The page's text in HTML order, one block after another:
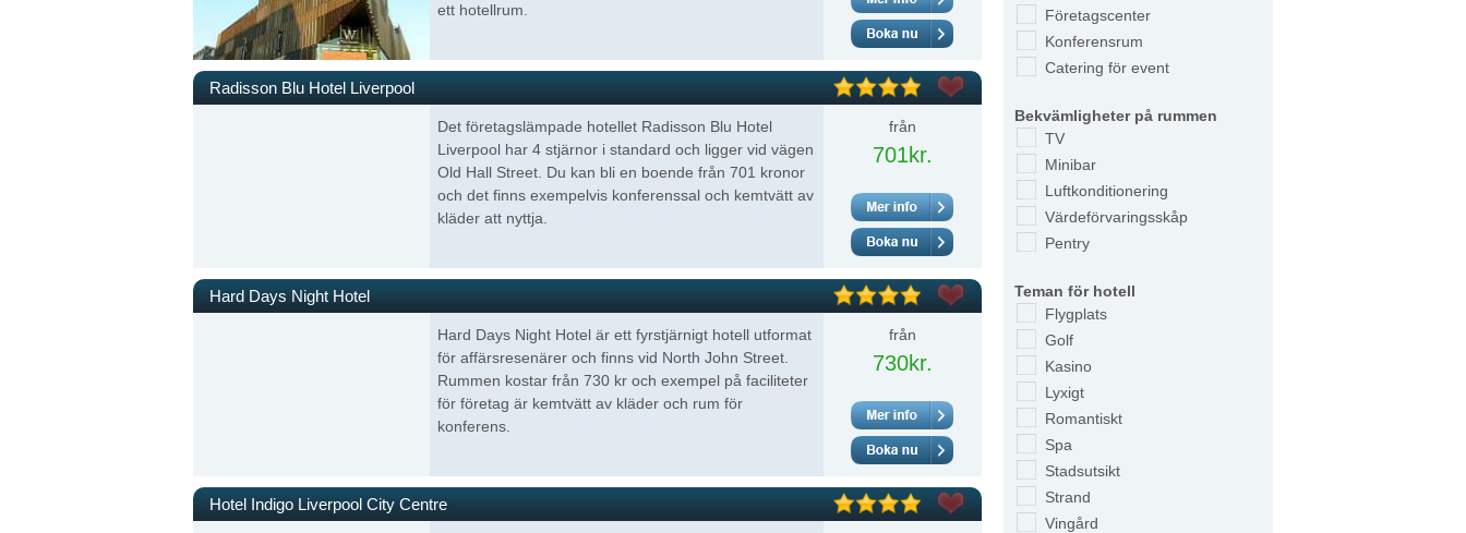
Företagscenter
Konferensrum
Catering för event
Bekvämligheter på rummen
TV
Minibar
Luftkonditionering
Värdeförvaringsskåp
Pentry
Teman för hotell
Flygplats
Golf
Kasino
Lyxigt
Romantiskt
Spa
Stadsutsikt
Strand
Vingård
ett hotellrum.
Radisson Blu Hotel Liverpool
från
701kr.
Det företagslämpade hotellet Radisson Blu Hotel
Liverpool har 4 stjärnor i standard och ligger vid vägen
Old Hall Street. Du kan bli en boende från 701 kronor
och det finns exempelvis konferenssal och kemtvätt av
kläder att nyttja.
Hard Days Night Hotel
från
730kr.
Hard Days Night Hotel är ett fyrstjärnigt hotell utformat
för affärsresenärer och finns vid North John Street.
Rummen kostar från 730 kr och exempel på faciliteter
för företag är kemtvätt av kläder och rum för
konferens.
Hotel Indigo Liverpool City Centre